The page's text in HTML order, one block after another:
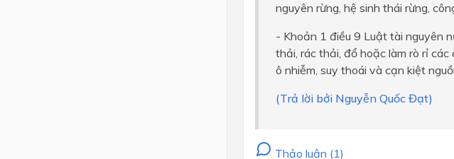
nguyên rừng, hệ sinh thái rừng,
- Khoản 1 điều 9 Luật tài nguyên
thải, rác thải, đổ hoặc làm rò rỉ
ô nhiễm, suy thoái và cạn kiệt
(Trả lời bởi Nguyễn Quốc Đạt)
Thảo luận (1)